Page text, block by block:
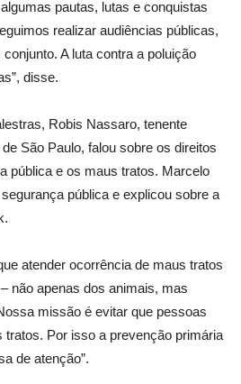
pautas, lutas e conquistas
realizar audiências públicas,
A luta contra a poluição
disse.
Robis Nassaro, tenente
São Paulo, falou sobre os direitos
pública e os maus tratos. Marcelo
pública e explicou sobre a
atender ocorrência de maus tratos
não apenas dos animais, mas
missão é evitar que pessoas
tratos. Por isso a prevenção primária
de atenção”.